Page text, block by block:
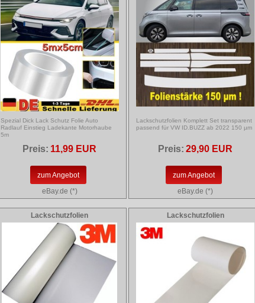
Spezial Dick Lack Schutz Folie Auto
Radlauf Einstieg Ladekante Motorhaube
5m
Preis: 11,99 EUR
zum Angebot
eBay.de (*)
Lackschutzfolien Komplett Set transparent
passend für VW ID.BUZZ ab 2022 150 µm
Preis: 29,90 EUR
zum Angebot
eBay.de (*)
Lackschutzfolien Lackschutzfolien